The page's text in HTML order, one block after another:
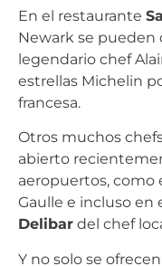
En el restaurante
Newark se pueden
legendario chef
estrellas Michelin
francesa.
Otros muchos
abierto
aeropuertos, como
Gaulle e incluso en
Delibar del chef
Y no solo se